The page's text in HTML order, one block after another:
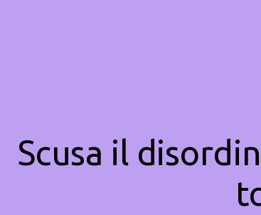
Scusa il